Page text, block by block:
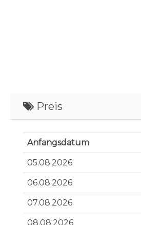
Preis
Anfangsdatum
05.08.2026
06.08.2026
07.08.2026
08.08.2026